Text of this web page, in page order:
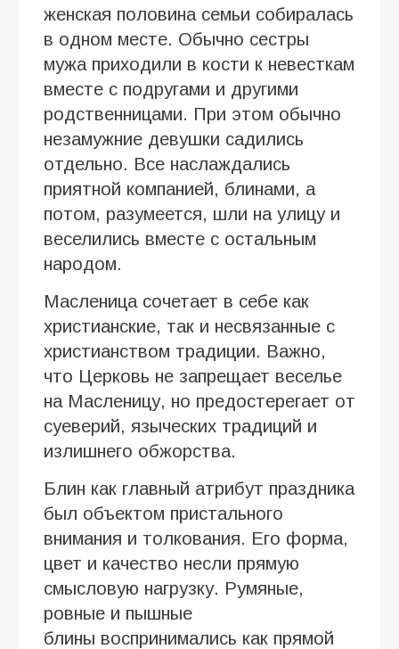
женская половина семьи собиралась
в одном месте. Обычно сестры
мужа приходили в кости к невесткам
вместе с подругами и другими
родственницами. При этом обычно
незамужние девушки садились
отдельно. Все наслаждались
приятной компанией, блинами, а
потом, разумеется, шли на улицу и
веселились вместе с остальным
народом.
Масленица сочетает в себе как
христианские, так и несвязанные с
христианством традиции. Важно,
что Церковь не запрещает веселье
на Масленицу, но предостерегает от
суеверий, языческих традиций и
излишнего обжорства.
Блин как главный атрибут праздника
был объектом пристального
внимания и толкования. Его форма,
цвет и качество несли прямую
смысловую нагрузку. Румяные,
ровные и пышные
блины воспринимались как прямой